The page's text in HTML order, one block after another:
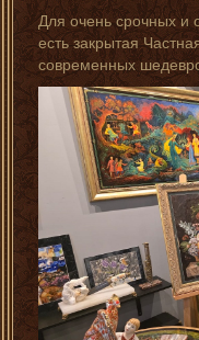
Для очень срочных и
есть закрытая
современных